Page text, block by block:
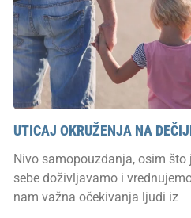
UTICAJ OKRUŽENJA NA
Nivo samopouzdanja, osim
sebe doživljavamo i
nam važna očekivanja ljudi iz